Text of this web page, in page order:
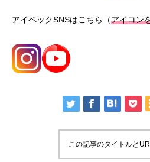
アイペックSNSはこちら（アイコン
この記事のタイトルと